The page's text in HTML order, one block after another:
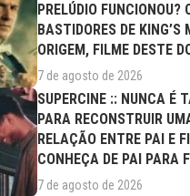
PRELÚDIO FUNCIONOU?
BASTIDORES DE KING’S
ORIGEM, FILME DESTE
(09/08)
7 de agosto de 2026
SUPERCINE :: NUNCA É
PARA RECONSTRUIR
RELAÇÃO ENTRE PAI E
CONHEÇA DE PAI PARA
FILME DESTE...
7 de agosto de 2026